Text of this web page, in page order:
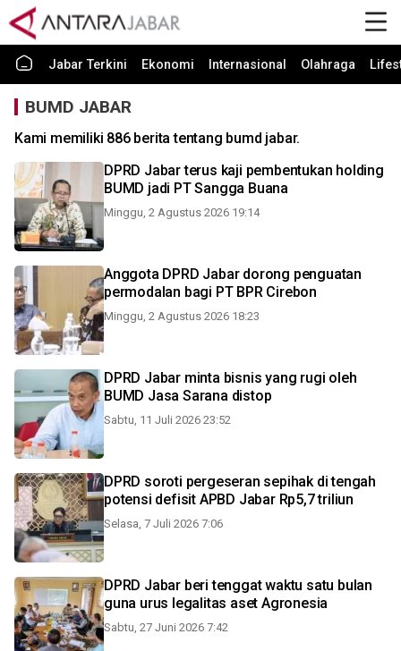
Jabar Terkini Ekonomi Internasional Olahraga
BUMD JABAR
Kami memiliki 886 berita tentang bumd jabar.
DPRD Jabar terus kaji pembentukan holding
BUMD jadi PT Sangga Buana
Minggu, 2 Agustus 2026 19:14
Anggota DPRD Jabar dorong penguatan
permodalan bagi PT BPR Cirebon
Minggu, 2 Agustus 2026 18:23
DPRD Jabar minta bisnis yang rugi oleh
BUMD Jasa Sarana distop
Sabtu, 11 Juli 2026 23:52
DPRD soroti pergeseran sepihak di tengah
potensi defisit APBD Jabar Rp5,7 triliun
Selasa, 7 Juli 2026 7:06
DPRD Jabar beri tenggat waktu satu bulan
guna urus legalitas aset Agronesia
Sabtu, 27 Juni 2026 7:42